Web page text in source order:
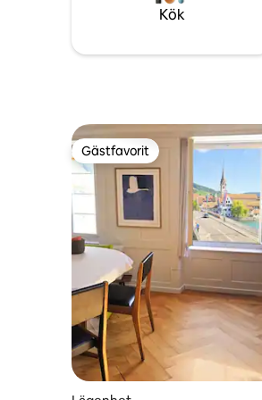
Kök
Gästfavorit
Gästfavorit